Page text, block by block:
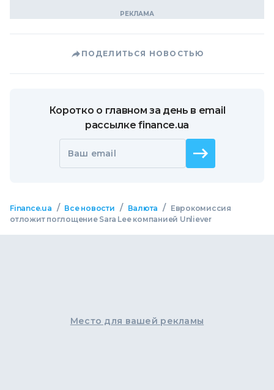
ПОДЕЛИТЬСЯ НОВОСТЬЮ
Коротко о главном за день в email
рассылке finance.ua
Ваш email
Finance.ua / Все новости / Валюта /
Еврокомиссия
отложит поглощение Sara Lee компанией Unliever
Место для вашей рекламы